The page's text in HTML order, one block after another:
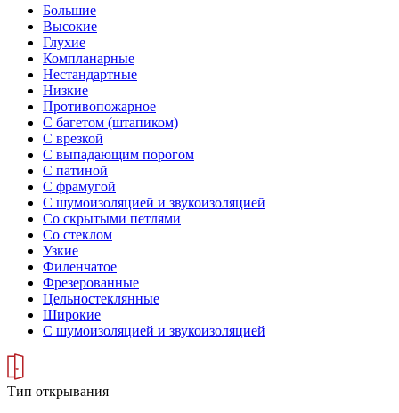
Большие
Высокие
Глухие
Компланарные
Нестандартные
Низкие
Противопожарное
С багетом (штапиком)
С врезкой
С выпадающим порогом
С патиной
С фрамугой
С шумоизоляцией и звукоизоляцией
Со скрытыми петлями
Со стеклом
Узкие
Филенчатое
Фрезерованные
Цельностеклянные
Широкие
С шумоизоляцией и звукоизоляцией
Тип открывания